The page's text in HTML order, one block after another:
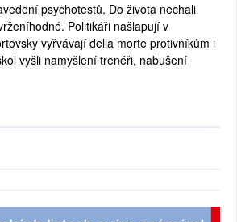
psychotestů. Do života nechali
Politikáři našlapují v
vyřvávají della morte protivníkům i
vyšli namyšlení trenéři, nabušení